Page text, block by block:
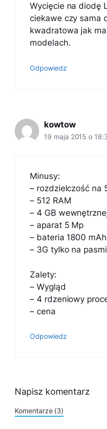
Wycięcie na diodę
ciekawe czy sama
kwadratowa jak
modelach.
Odpowiedz
kowtow
19 maja 2015 o
Minusy:
– rozdzielczość na
– 512 RAM
– 4 GB
– aparat 5 Mp
– bateria 1800 mAh
– 3G tylko na
Zalety:
– Wygląd
– 4 rdzeniowy
– cena
Odpowiedz
Napisz komentarz
Komentarze (3)